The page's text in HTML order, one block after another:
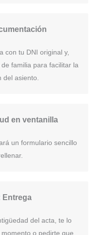
con tu DNI original y,
familia para facilitar la
del asiento.
en ventanilla
un formulario sencillo
Entrega
del acta, te lo
o pedirte que